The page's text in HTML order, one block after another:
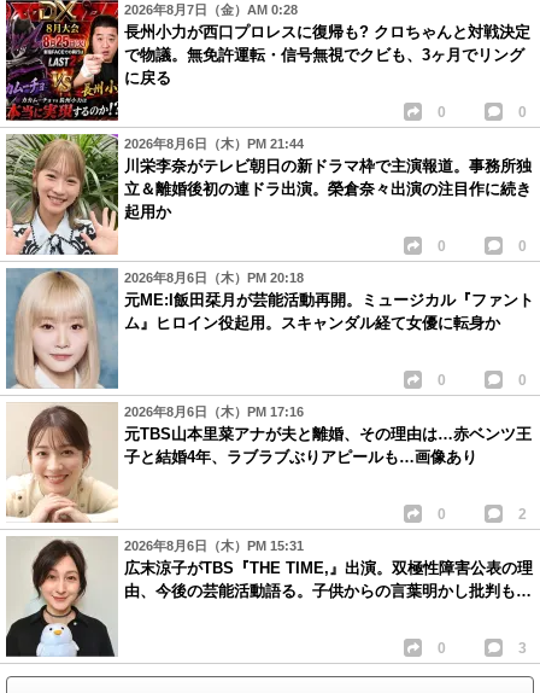
2026年8月7日（金）AM 0:28
長州小力が西口プロレスに復帰も? クロちゃんと対戦決定
で物議。無免許運転・信号無視でクビも、3ヶ月でリング
に戻る
0 0
2026年8月6日（木）PM 21:44
川栄李奈がテレビ朝日の新ドラマ枠で主演報道。事務所独
立＆離婚後初の連ドラ出演。榮倉奈々出演の注目作に続き
起用か
0 0
2026年8月6日（木）PM 20:18
元ME:I飯田栞月が芸能活動再開。ミュージカル『ファント
ム』ヒロイン役起用。スキャンダル経て女優に転身か
0 0
2026年8月6日（木）PM 17:16
元TBS山本里菜アナが夫と離婚、その理由は…赤ベンツ王
子と結婚4年、ラブラブぶりアピールも…画像あり
0 2
2026年8月6日（木）PM 15:31
広末涼子がTBS『THE TIME,』出演。双極性障害公表の理
由、今後の芸能活動語る。子供からの言葉明かし批判も…
0 3